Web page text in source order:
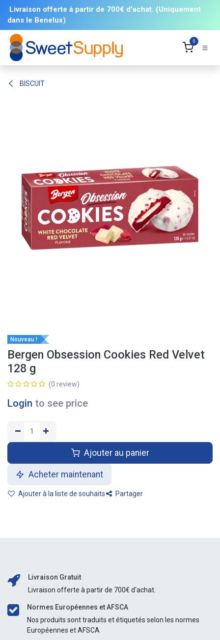
Livraison offerte à partir de 700€ d'achat. (Uniquement
dans le Benelux)
0
BISCUIT
Nouveau !
Bergen Obsession Cookies Red Velvet
128 g
(0 review)
Login to see price
Ajouter au panier
Acheter maintenant
Ajouter à la liste de souhaits Partager
Livraison Gratuit
Livraison offerte à partir de 700€ d'achat.
Normes Européennes et AFSCA
Nos produits sont traduits et étiquetés selon les normes
Européennes et AFSCA